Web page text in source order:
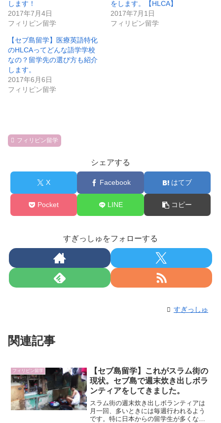
します！
2017年7月4日
フィリピン留学
をします。【HLCA】
2017年7月1日
フィリピン留学
【セブ島留学】医療英語特化
のHLCAってどんな語学学校
なの？留学先の選び方も紹介
します。
2017年6月6日
フィリピン留学
フィリピン留学
シェアする
X Facebook はてブ
Pocket LINE コピー
すぎっしゅをフォローする
すぎっしゅ
関連記事
フィリピン留学
【セブ島留学】これがスラム街の
現状。セブ島で週末炊き出しボラ
ンティアをしてきました。
スラム街の週末炊き出しボランティアは
月一回、多いときには毎週行われるよう
です。特に日本からの留学生が多くなる